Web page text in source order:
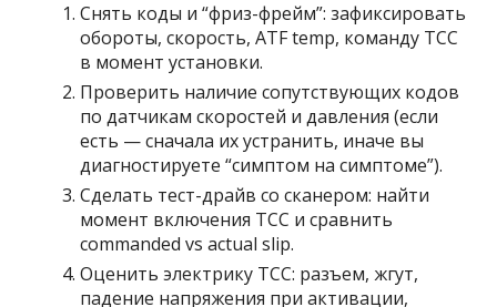
Снять коды и “фриз-фрейм”: зафиксировать
обороты, скорость, ATF temp, команду TCC
в момент установки.
Проверить наличие сопутствующих кодов
по датчикам скоростей и давления (если
есть — сначала их устранить, иначе вы
диагностируете “симптом на симптоме”).
Сделать тест-драйв со сканером: найти
момент включения TCC и сравнить
commanded vs actual slip.
Оценить электрику TCC: разъем, жгут,
падение напряжения при активации,